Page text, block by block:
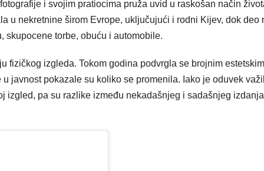
i svojim pratiocima pruža uvid u raskošan način
u nekretnine širom Evrope, uključujući i rodni Kijev, dok deo
skupocene torbe, obuću i automobile.
fizičkog izgleda. Tokom godina podvrgla se brojnim estetskim
javnost pokazale su koliko se promenila. Iako je oduvek
izgled, pa su razlike između nekadašnjeg i sadašnjeg